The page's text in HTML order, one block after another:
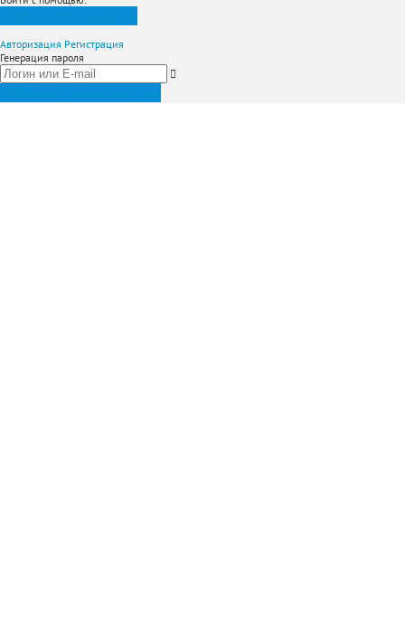
Авторизация Регистрация
Генерация пароля